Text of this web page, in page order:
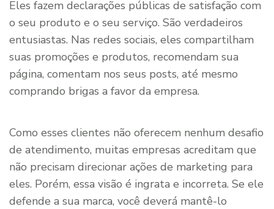
Eles fazem declarações públicas de satisfação com
o seu produto e o seu serviço. São verdadeiros
entusiastas. Nas redes sociais, eles compartilham
suas promoções e produtos, recomendam sua
página, comentam nos seus posts, até mesmo
comprando brigas a favor da empresa.
Como esses clientes não oferecem nenhum desafio
de atendimento, muitas empresas acreditam que
não precisam direcionar ações de marketing para
eles. Porém, essa visão é ingrata e incorreta. Se ele
defende a sua marca, você deverá mantê-lo